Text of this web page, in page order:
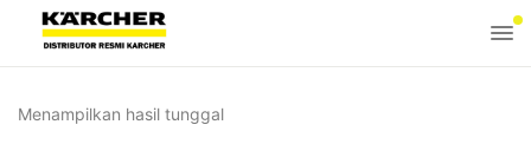
Menampilkan hasil tunggal